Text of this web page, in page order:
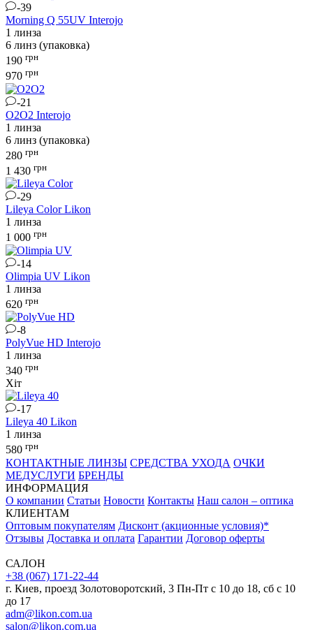
-39
Morning Q 55UV Interojo
1 линза
6 линз (упаковка)
190 грн
970 грн
-21
O2O2 Interojo
1 линза
6 линз (упаковка)
280 грн
1 430 грн
-29
Lileya ColorLikon
1 линза
1 000 грн
-14
Olimpia UV Likon
1 линза
620 грн
-8
PolyVue HD Interojo
1 линза
340 грн
Хіт
-17
Lileya 40 Likon
1 линза
580 грн
КОНТАКТНЫЕ ЛИНЗЫ СРЕДСТВА УХОДА ОЧКИ
МЕДУСЛУГИ БРЕНДЫ
ИНФОРМАЦИЯ
О компании Статьи Новости Контакты Наш салон – оптика
КЛИЕНТАМ
Оптовым покупателям Дисконт (акционные условия)*
Отзывы Доставка и оплата Гарантии Договор оферты
САЛОН
+38 (067) 171-22-44
г. Киев, проезд Золотоворотский, 3 Пн-Пт c 10 до 18, сб с 10
до 17
adm@likon.com.ua
salon@likon.com.ua